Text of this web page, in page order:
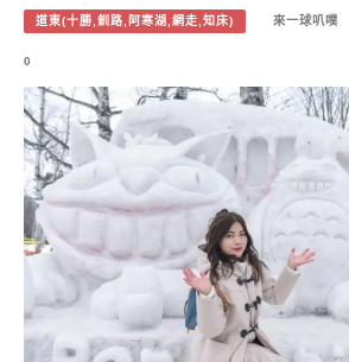
道東(十勝,釧路,阿寒湖,網走,知床) 來一球叭噗
0